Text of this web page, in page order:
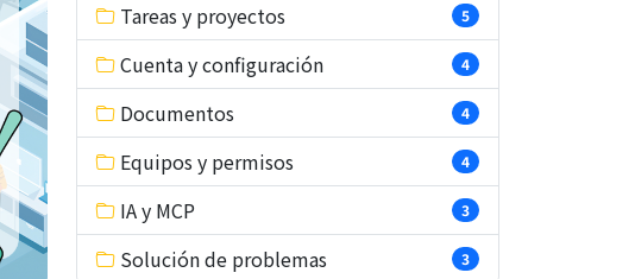
Tareas y proyectos 5
Cuenta y configuración 4
Documentos 4
Equipos y permisos 4
IA y MCP 3
Solución de problemas 3